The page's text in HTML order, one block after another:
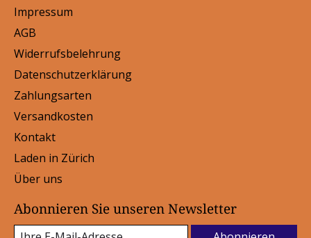
Impressum
AGB
Widerrufsbelehrung
Datenschutzerklärung
Zahlungsarten
Versandkosten
Kontakt
Laden in Zürich
Über uns
Abonnieren Sie unseren Newsletter